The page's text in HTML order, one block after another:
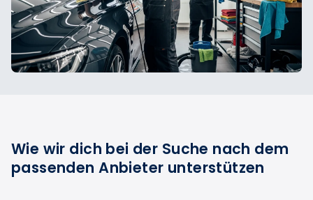
Wie wir dich bei der Suche nach dem
passenden Anbieter unterstützen